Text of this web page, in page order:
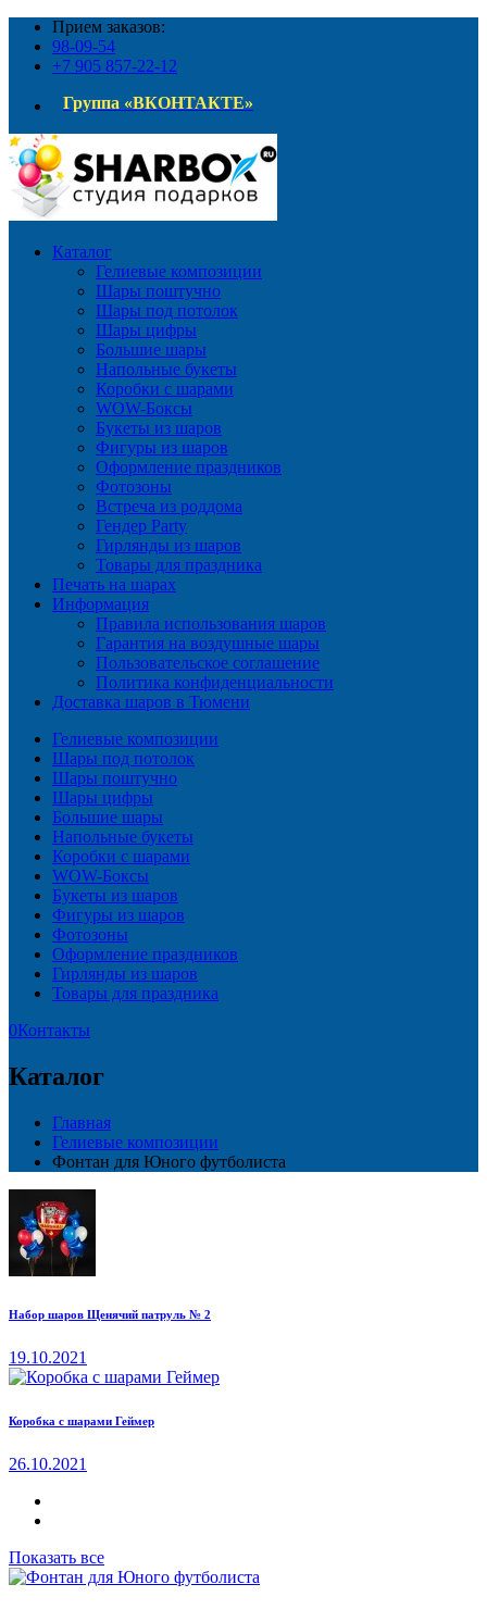
Прием заказов:
98-09-54
+7 905 857-22-12
Группа «ВКОНТАКТЕ»
Каталог
Гелиевые композиции
Шары поштучно
Шары под потолок
Шары цифры
Большие шары
Напольные букеты
Коробки с шарами
WOW-Боксы
Букеты из шаров
Фигуры из шаров
Оформление праздников
Фотозоны
Встреча из роддома
Гендер Party
Гирлянды из шаров
Товары для праздника
Печать на шарах
Информация
Правила использования шаров
Гарантия на воздушные шары
Пользовательское соглашение
Политика конфиденциальности
Доставка шаров в Тюмени
Гелиевые композиции
Шары под потолок
Шары поштучно
Шары цифры
Большие шары
Напольные букеты
Коробки с шарами
WOW-Боксы
Букеты из шаров
Фигуры из шаров
Фотозоны
Оформление праздников
Гирлянды из шаров
Товары для праздника
0Контакты
Каталог
Главная
Гелиевые композиции
Фонтан для Юного футболиста
Набор шаров Щенячий патруль № 2
19.10.2021
Коробка с шарами Геймер
26.10.2021
Показать все